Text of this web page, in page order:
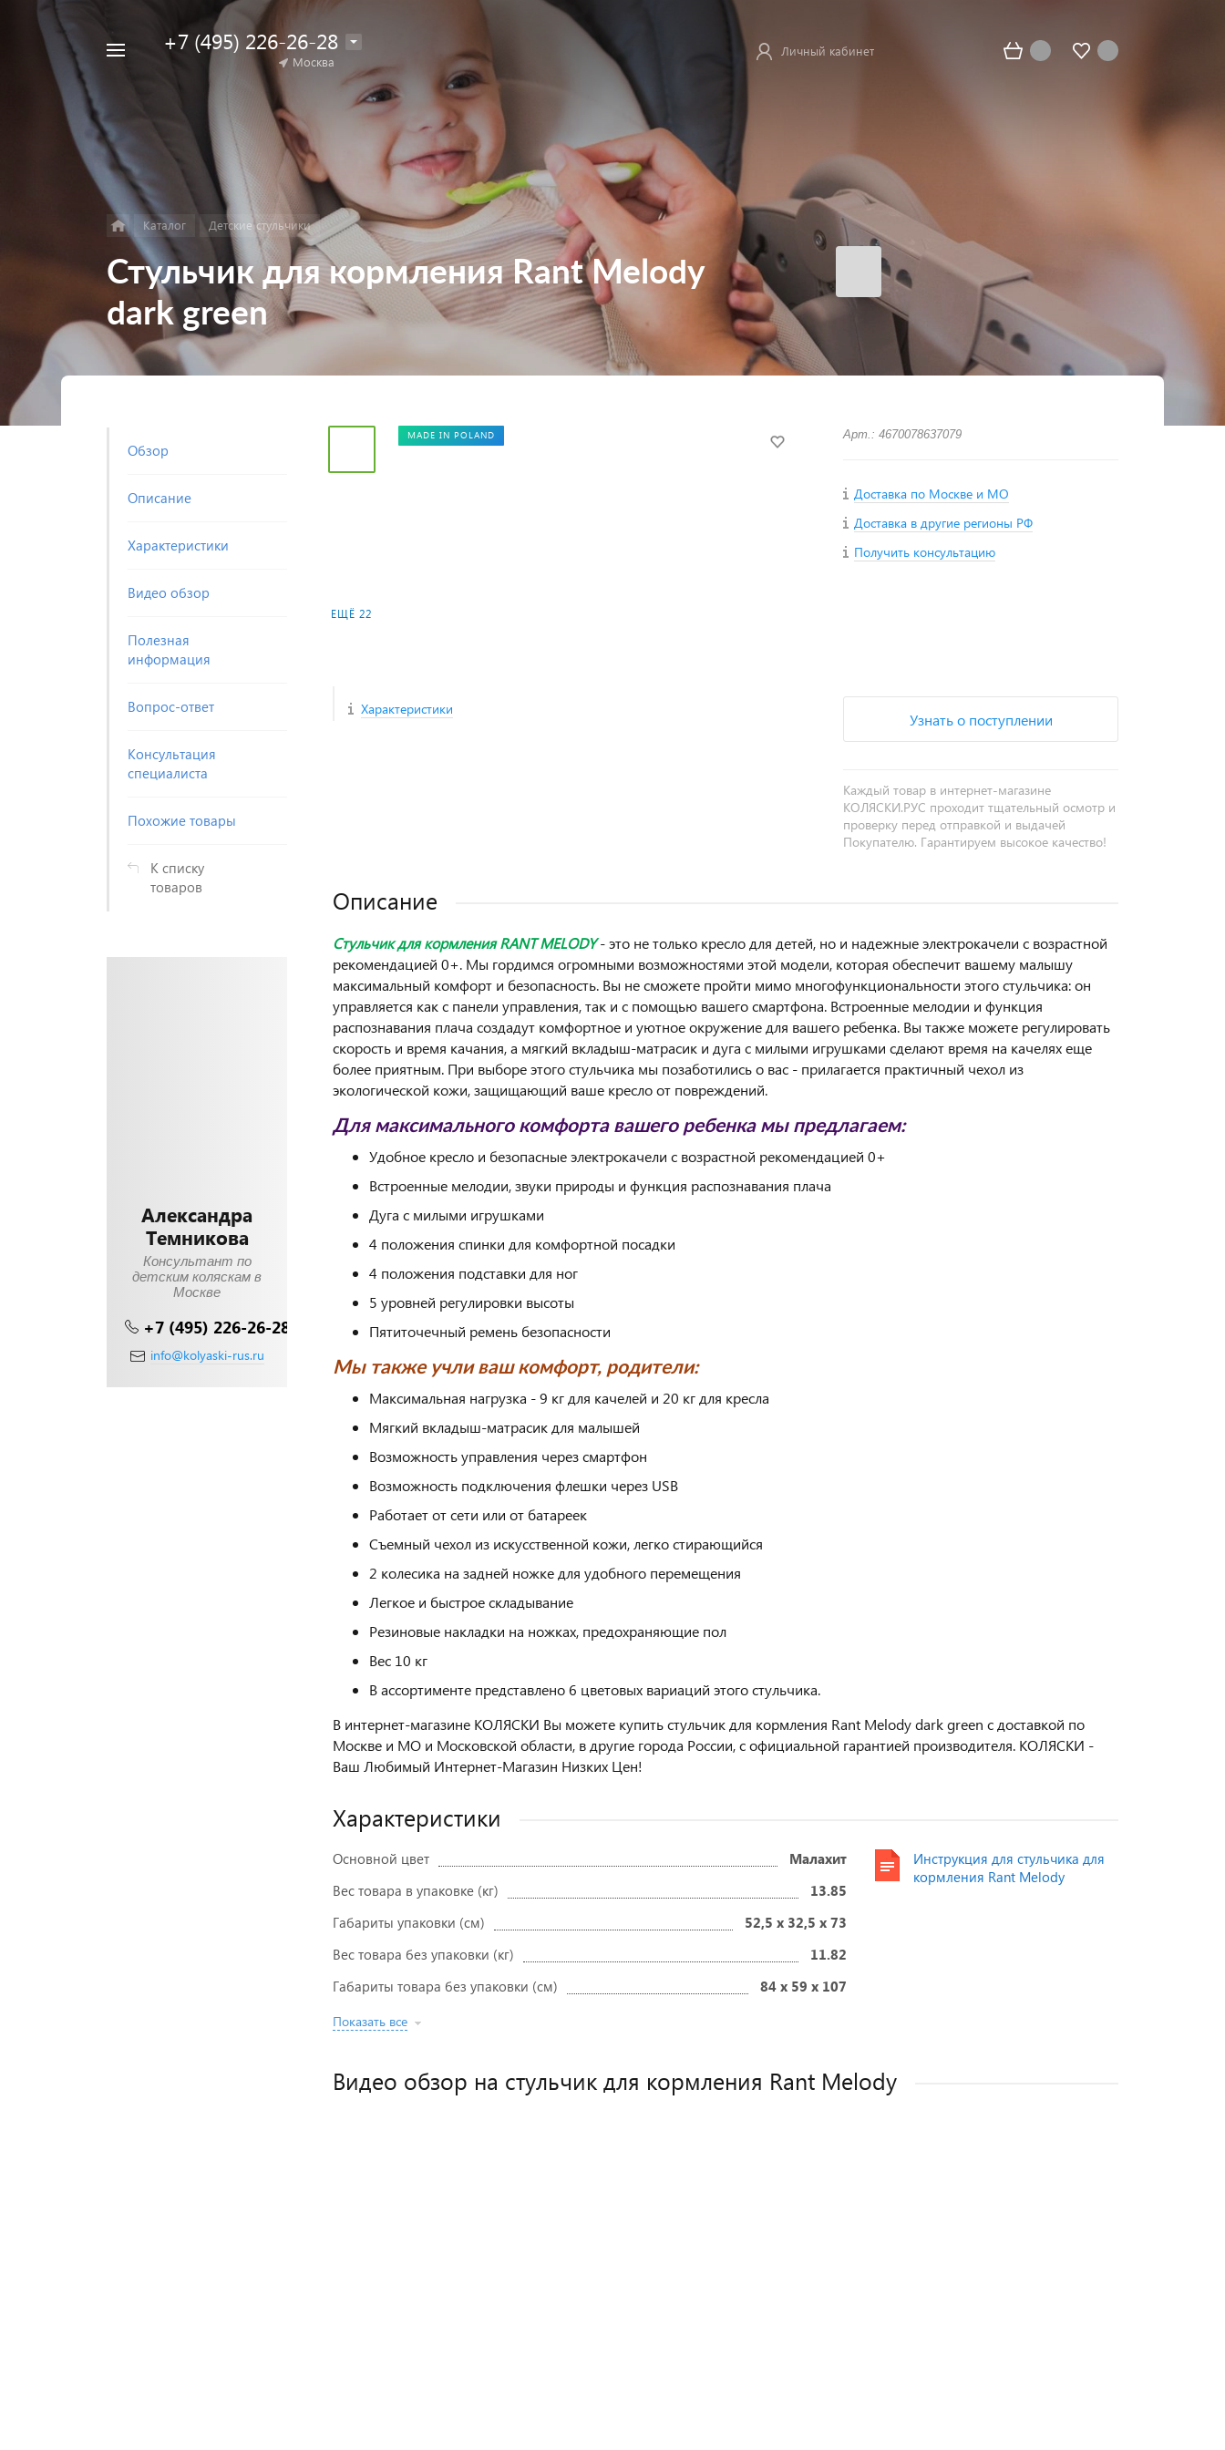
в каталоге
Например,
коляска
+7 (495) 226-26-28
Москва
Личный кабинет
Каталог Детские стульчики
Стульчик для кормления Rant Melody
dark green
Обзор
Описание
Характеристики
Видео обзор
Полезная
информация
Вопрос-ответ
Консультация
специалиста
Похожие товары
К списку
товаров
Александра
Темникова
Консультант по
детским коляскам в
Москве
+7 (495) 226-26-28
info@kolyaski-rus.ru
ЕЩЁ 22
MADE IN POLAND
Характеристики
Арт.: 4670078637079
Доставка по Москве и МО
Доставка в другие регионы РФ
Получить консультацию
Узнать о поступлении
Каждый товар в интернет-магазине
КОЛЯСКИ.РУС проходит тщательный осмотр и
проверку перед отправкой и выдачей
Покупателю. Гарантируем высокое качество!
Описание
Стульчик для кормления RANT MELODY- это не только кресло для детей, но и надежные электрокачели с возрастной
рекомендацией 0+. Мы гордимся огромными возможностями этой модели, которая обеспечит вашему малышу
максимальный комфорт и безопасность. Вы не сможете пройти мимо многофункциональности этого стульчика: он
управляется как с панели управления, так и с помощью вашего смартфона. Встроенные мелодии и функция
распознавания плача создадут комфортное и уютное окружение для вашего ребенка. Вы также можете регулировать
скорость и время качания, а мягкий вкладыш-матрасик и дуга с милыми игрушками сделают время на качелях еще
более приятным. При выборе этого стульчика мы позаботились о вас - прилагается практичный чехол из
экологической кожи, защищающий ваше кресло от повреждений.
Для максимального комфорта вашего ребенка мы предлагаем:
Удобное кресло и безопасные электрокачели с возрастной рекомендацией 0+
Встроенные мелодии, звуки природы и функция распознавания плача
Дуга с милыми игрушками
4 положения спинки для комфортной посадки
4 положения подставки для ног
5 уровней регулировки высоты
Пятиточечный ремень безопасности
Мы также учли ваш комфорт, родители:
Максимальная нагрузка - 9 кг для качелей и 20 кг для кресла
Мягкий вкладыш-матрасик для малышей
Возможность управления через смартфон
Возможность подключения флешки через USB
Работает от сети или от батареек
Съемный чехол из искусственной кожи, легко стирающийся
2 колесика на задней ножке для удобного перемещения
Легкое и быстрое складывание
Резиновые накладки на ножках, предохраняющие пол
Вес 10 кг
В ассортименте представлено 6 цветовых вариаций этого стульчика.
В интернет-магазине КОЛЯСКИ Вы можете купить стульчик для кормления Rant Melody dark green с доставкой по
Москве и МО и Московской области, в другие города России, с официальной гарантией производителя. КОЛЯСКИ -
Ваш Любимый Интернет-Магазин Низких Цен!
Характеристики
Основной цвет
Малахит
Вес товара в упаковке (кг)
13.85
Габариты упаковки (см)
52,5 x 32,5 х 73
Вес товара без упаковки (кг)
11.82
Габариты товара без упаковки (см)
84 x 59 x 107
Показать все
Инструкция для стульчика для
кормления Rant Melody
Видео обзор на стульчик для кормления Rant Melody